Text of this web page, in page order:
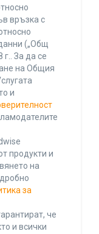
връзка с
(„Общ
г.. За да се
на Общия
и
продукти и
на
за
че
и всички